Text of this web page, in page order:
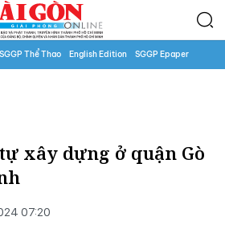
SGGP Thể Thao English Edition SGGP Epaper
xây dựng ở quận Gò
07:20